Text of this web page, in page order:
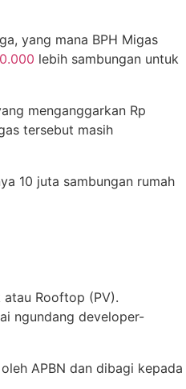
yang mana BPH Migas
lebih sambungan untuk
menganggarkan Rp
tersebut masih
10 juta sambungan rumah
atau Rooftop (PV).
ngundang developer-
APBN dan dibagi kepada